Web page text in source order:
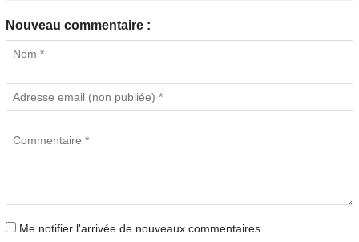
Nouveau commentaire :
Me notifier l'arrivée de nouveaux commentaires